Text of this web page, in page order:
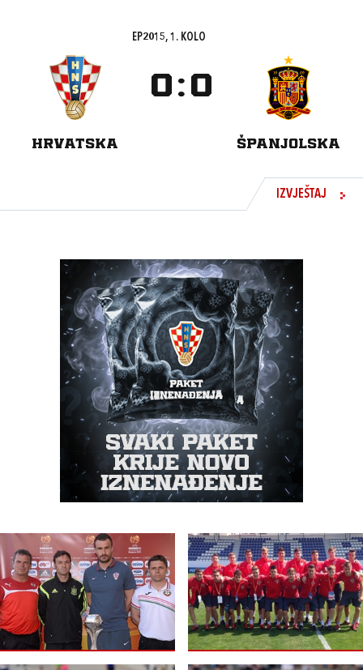
EP2015, 1. KOLO
HRVATSKA
0 : 0
ŠPANJOLSKA
IZVJEŠTAJ